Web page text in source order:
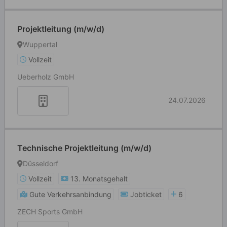
Projektleitung (m/w/d)
Wuppertal
Vollzeit
Ueberholz GmbH
24.07.2026
Technische Projektleitung (m/w/d)
Düsseldorf
Vollzeit
13. Monatsgehalt
Gute Verkehrsanbindung
Jobticket
6
ZECH Sports GmbH